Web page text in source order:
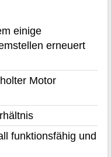
einige
erneuert
Motor
funktionsfähig und